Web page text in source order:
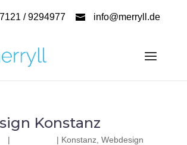
/ 9294977 info@merryll.de
Konstanz
| | Konstanz, Webdesign